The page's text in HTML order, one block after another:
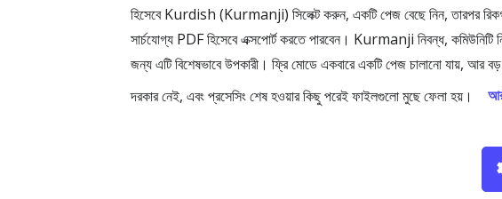
হিসেবে Kurdish (Kurmanji) সিলেক্ট করুন, একটি পেজ বেছে নিন, তারপর
সার্চযোগ্য PDF হিসেবে এক্সপোর্ট করতে পারবেন। Kurmanji নিবন্ধ, কমিউনিটি
জন্য এটি বিশেষভাবে উপকারী। ফ্রি মোডে একবারে একটি পেজ চালানো যায়,
দরকার নেই, এবং প্রসেসিং শেষ হওয়ার কিছু পরেই ফাইলগুলো মুছে ফেলা হয়।